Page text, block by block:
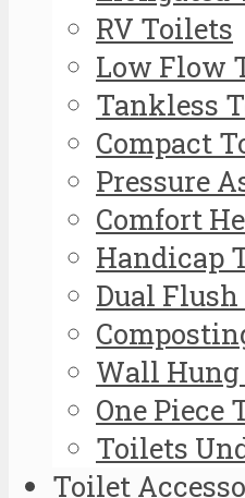
RV Toilets
Low Flow
Tankless
Compact
Pressure
Comfort
Handicap
Dual
Wall
One Piece
Toilets
Toilet